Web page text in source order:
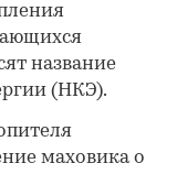
название
(НКЭ).
маховика о